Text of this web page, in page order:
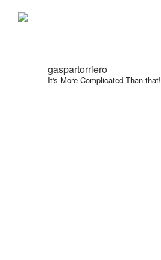
gaspartorriero
It's More Complicated Than that!